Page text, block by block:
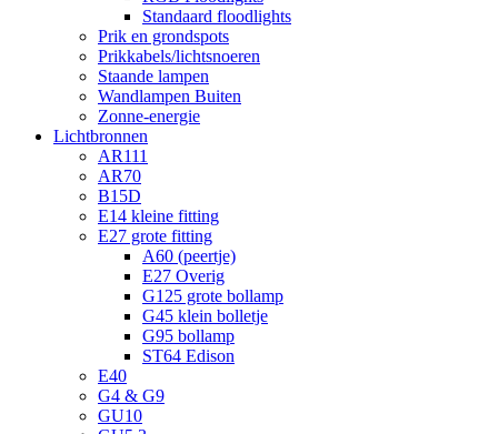
Standaard floodlights
Prik en grondspots
Prikkabels/lichtsnoeren
Staande lampen
Wandlampen Buiten
Zonne-energie
Lichtbronnen
AR111
AR70
B15D
E14 kleine fitting
E27 grote fitting
A60 (peertje)
E27 Overig
G125 grote bollamp
G45 klein bolletje
G95 bollamp
ST64 Edison
E40
G4 & G9
GU10